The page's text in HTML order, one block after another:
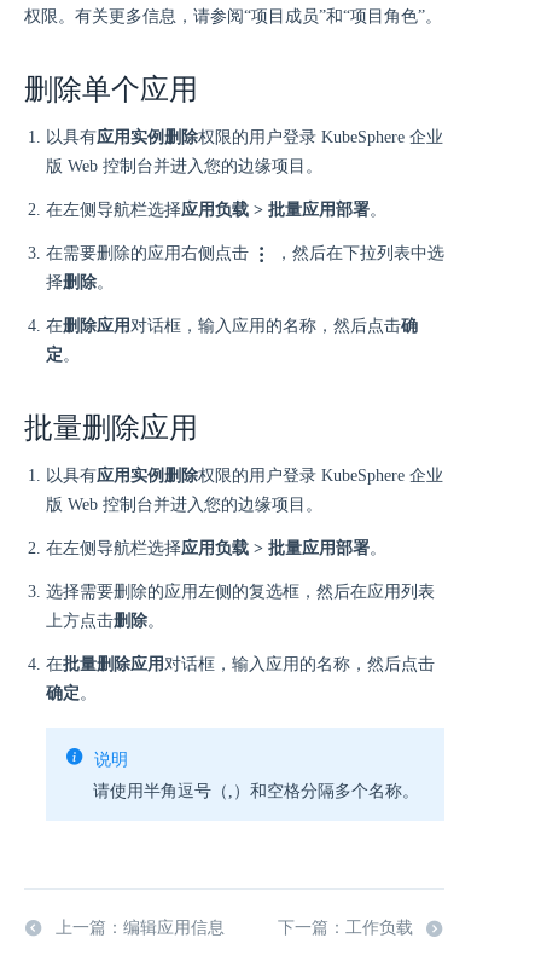
权限。有关更多信息，请参阅“项目成员”和“项目角色”。
删除单个应用
以具有应用实例删除权限的用户登录 KubeSphere 企业
版 Web 控制台并进入您的边缘项目。
在左侧导航栏选择应用负载 > 批量应用部署。
在需要删除的应用右侧点击
，然后在下拉列表中选
择删除。
在删除应用对话框，输入应用的名称，然后点击确
定。
批量删除应用
以具有应用实例删除权限的用户登录 KubeSphere 企业
版 Web 控制台并进入您的边缘项目。
在左侧导航栏选择应用负载 > 批量应用部署。
选择需要删除的应用左侧的复选框，然后在应用列表
上方点击删除。
在批量删除应用对话框，输入应用的名称，然后点击
确定。
说明
请使用半角逗号（,）和空格分隔多个名称。
上一篇：编辑应用信息 下一篇：工作负载